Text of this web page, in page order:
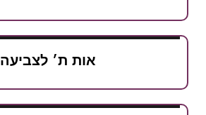
אות ת׳ לצביעה